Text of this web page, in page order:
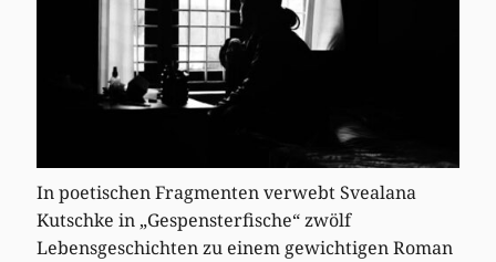
In poetischen Fragmenten verwebt Svealana
Kutschke in „Gespensterfische“ zwölf
Lebensgeschichten zu einem gewichtigen Roman